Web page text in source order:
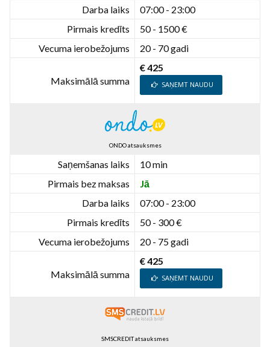
Darba laiks
07:00 - 23:00
Pirmais kredīts
50 - 1500 €
Vecuma ierobežojums
20 - 70 gadi
Maksimālā summa
€ 425
SAŅEMT NAUDU
ONDO atsauksmes
Saņemšanas laiks
10 min
Pirmais bez maksas
Jā
Darba laiks
07:00 - 23:00
Pirmais kredīts
50 - 300 €
Vecuma ierobežojums
20 - 75 gadi
Maksimālā summa
€ 425
SAŅEMT NAUDU
SMSCREDIT atsauksmes